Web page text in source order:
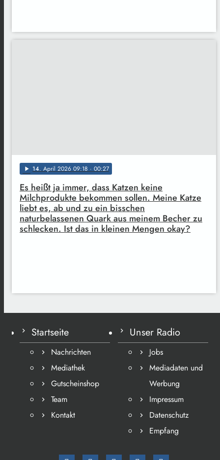
play_arrow 14. April 2026 09:18 · 00:27
Es heißt ja immer, dass Katzen keine
Milchprodukte bekommen sollen. Meine Katze
liebt es, ab und zu ein bisschen
naturbelassenen Quark aus meinem Becher zu
schlecken. Ist das in kleinen Mengen okay?
Startseite
Nachrichten
Mediathek
Gutscheinshop
Team
Kontakt
Unser Radio
Jobs
Mediadaten und
Werbung
Impressum
Datenschutz
Empfang